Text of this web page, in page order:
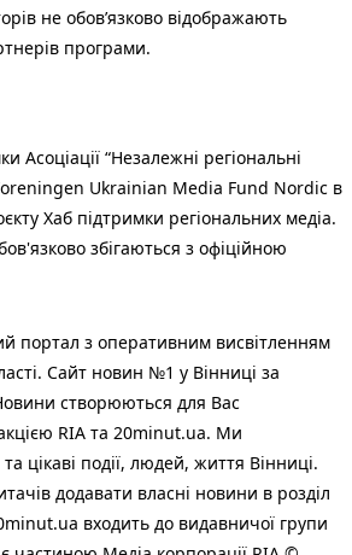
не обов’язково відображають
програми.
Асоціації “Незалежні регіональні
Ukrainian Media Fund Nordic в
Хаб підтримки регіональних медіа.
збігаються з офіційною
портал з оперативним висвітленням
Сайт новин №1 у Вінниці за
створюються для Вас
RIA та 20minut.ua. Ми
цікаві події, людей, життя Вінниці.
додавати власні новини в розділ
входить до видавничої групи